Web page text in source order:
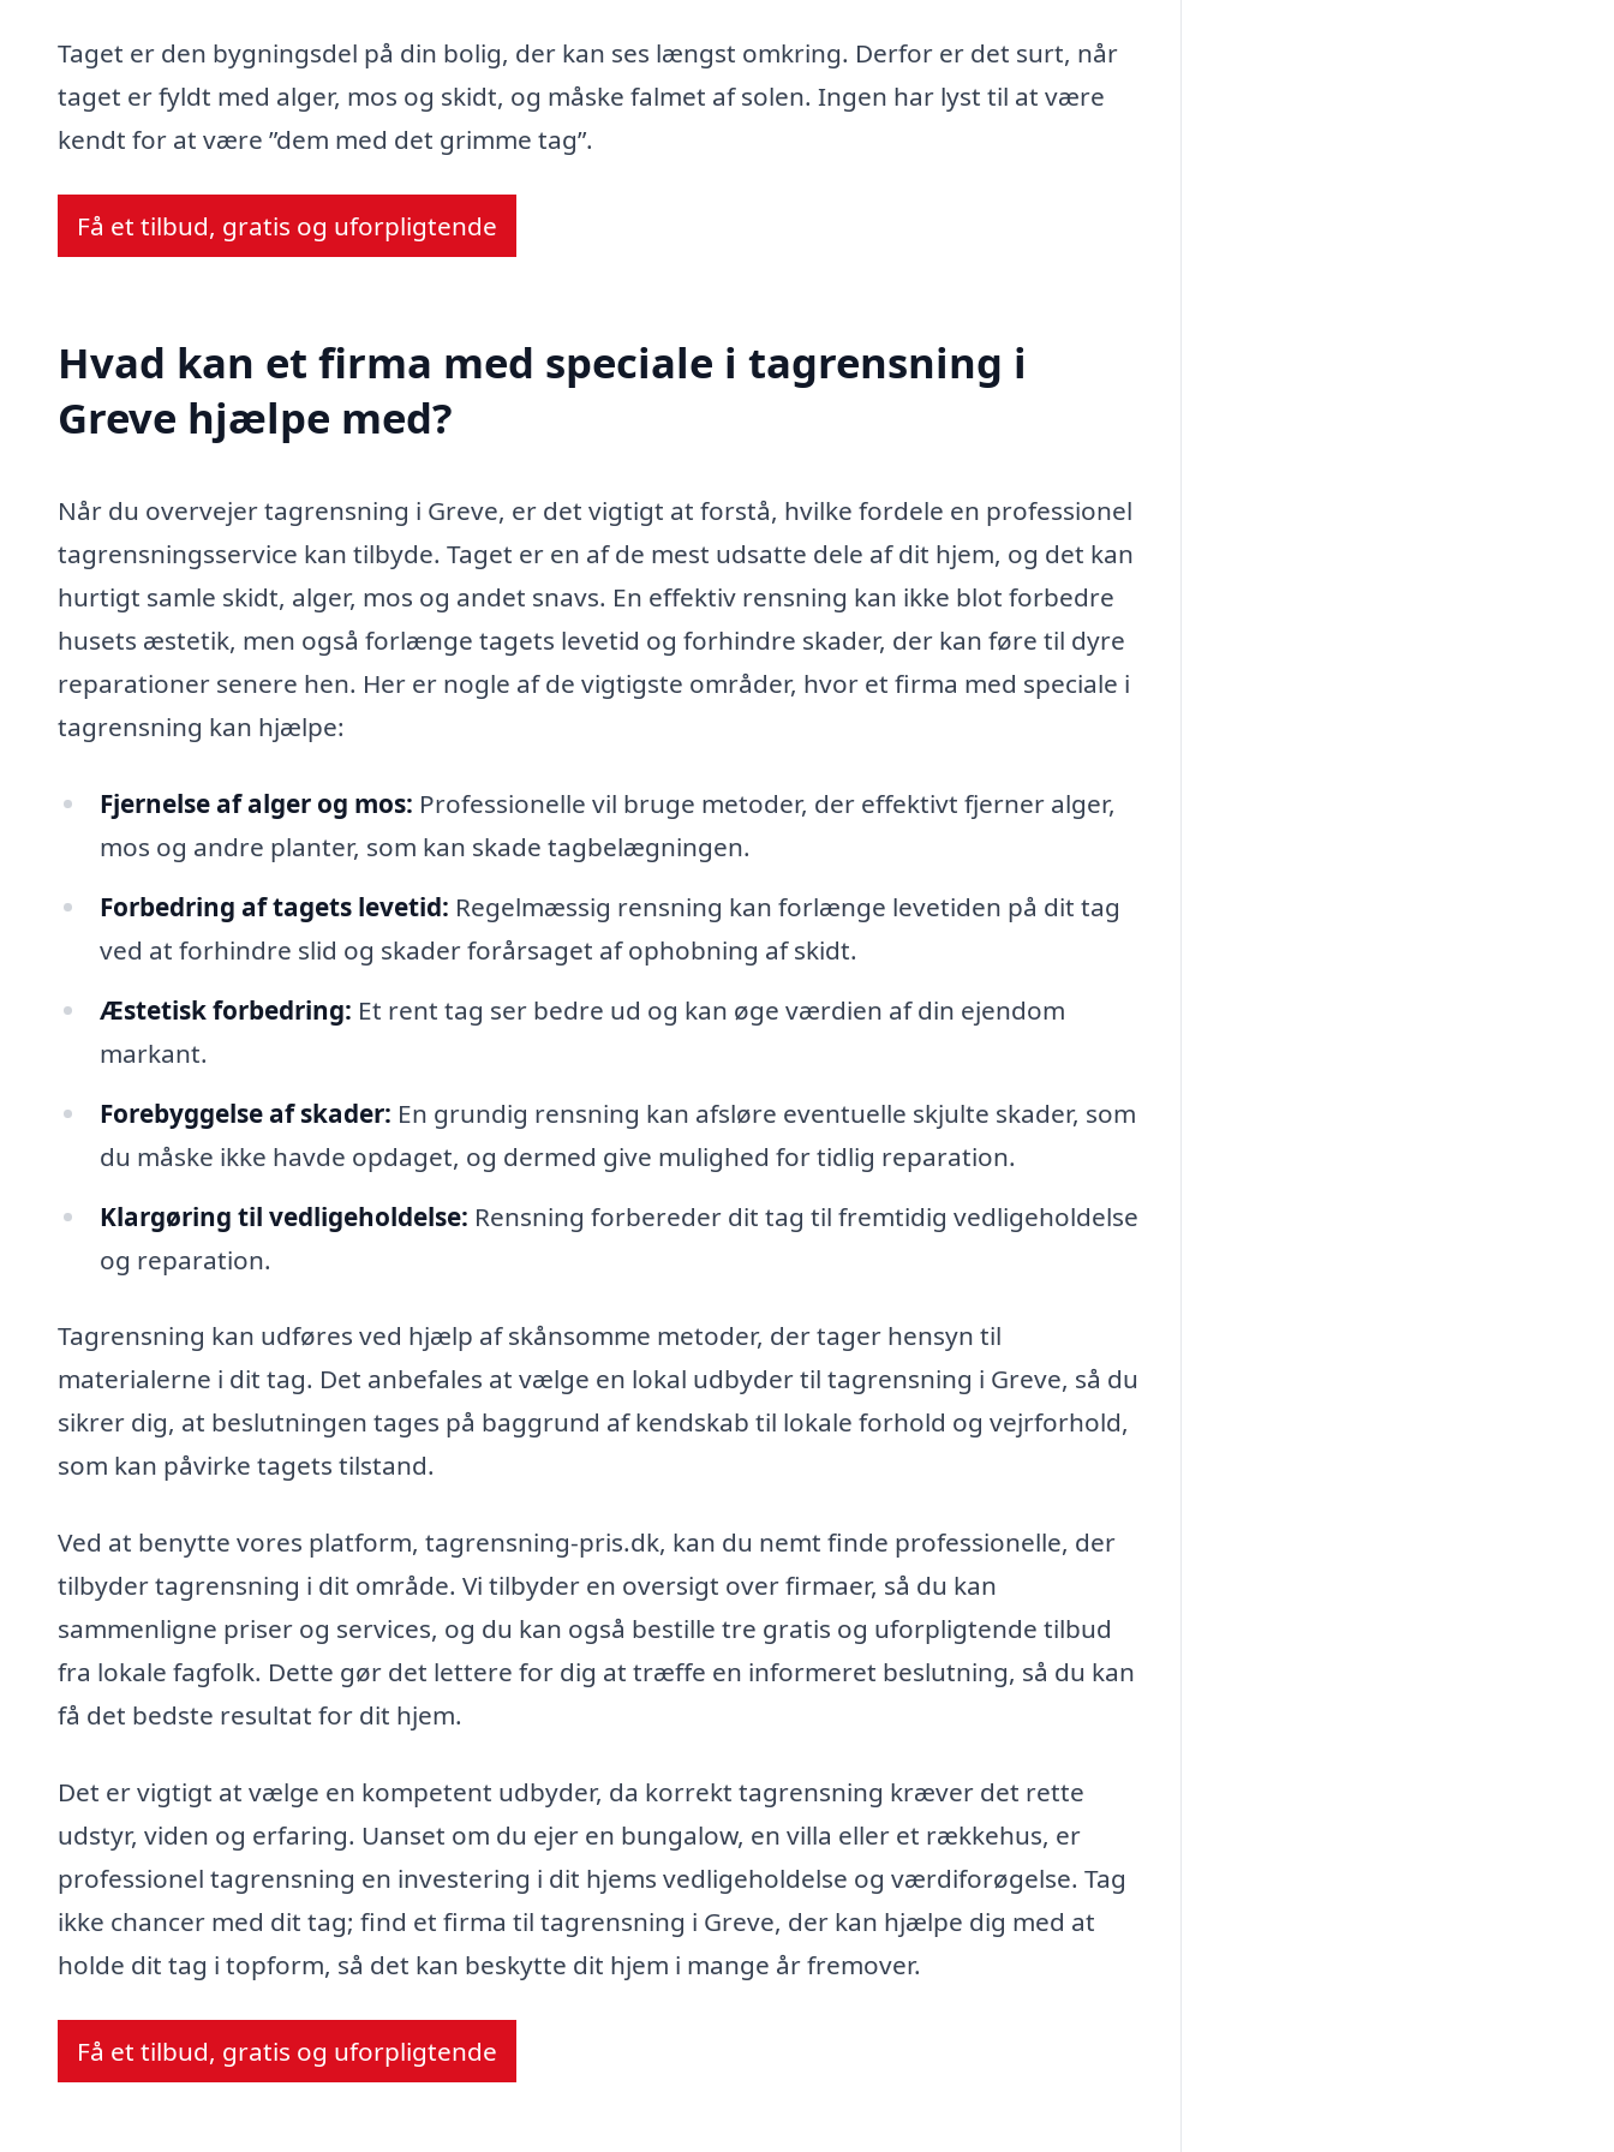
Taget er den bygningsdel på din bolig, der kan ses længst omkring. Derfor er det surt, når
taget er fyldt med alger, mos og skidt, og måske falmet af solen. Ingen har lyst til at være
kendt for at være ”dem med det grimme tag”.
Få et tilbud, gratis og uforpligtende
Hvad kan et firma med speciale i tagrensning i
Greve hjælpe med?
Når du overvejer tagrensning i Greve, er det vigtigt at forstå, hvilke fordele en professionel
tagrensningsservice kan tilbyde. Taget er en af de mest udsatte dele af dit hjem, og det kan
hurtigt samle skidt, alger, mos og andet snavs. En effektiv rensning kan ikke blot forbedre
husets æstetik, men også forlænge tagets levetid og forhindre skader, der kan føre til dyre
reparationer senere hen. Her er nogle af de vigtigste områder, hvor et firma med speciale i
tagrensning kan hjælpe:
Fjernelse af alger og mos: Professionelle vil bruge metoder, der effektivt fjerner alger,
mos og andre planter, som kan skade tagbelægningen.
Forbedring af tagets levetid: Regelmæssig rensning kan forlænge levetiden på dit tag
ved at forhindre slid og skader forårsaget af ophobning af skidt.
Æstetisk forbedring: Et rent tag ser bedre ud og kan øge værdien af din ejendom
markant.
Forebyggelse af skader: En grundig rensning kan afsløre eventuelle skjulte skader, som
du måske ikke havde opdaget, og dermed give mulighed for tidlig reparation.
Klargøring til vedligeholdelse: Rensning forbereder dit tag til fremtidig vedligeholdelse
og reparation.
Tagrensning kan udføres ved hjælp af skånsomme metoder, der tager hensyn til
materialerne i dit tag. Det anbefales at vælge en lokal udbyder til tagrensning i Greve, så du
sikrer dig, at beslutningen tages på baggrund af kendskab til lokale forhold og vejrforhold,
som kan påvirke tagets tilstand.
Ved at benytte vores platform, tagrensning-pris.dk, kan du nemt finde professionelle, der
tilbyder tagrensning i dit område. Vi tilbyder en oversigt over firmaer, så du kan
sammenligne priser og services, og du kan også bestille tre gratis og uforpligtende tilbud
fra lokale fagfolk. Dette gør det lettere for dig at træffe en informeret beslutning, så du kan
få det bedste resultat for dit hjem.
Det er vigtigt at vælge en kompetent udbyder, da korrekt tagrensning kræver det rette
udstyr, viden og erfaring. Uanset om du ejer en bungalow, en villa eller et rækkehus, er
professionel tagrensning en investering i dit hjems vedligeholdelse og værdiforøgelse. Tag
ikke chancer med dit tag; find et firma til tagrensning i Greve, der kan hjælpe dig med at
holde dit tag i topform, så det kan beskytte dit hjem i mange år fremover.
Få et tilbud, gratis og uforpligtende